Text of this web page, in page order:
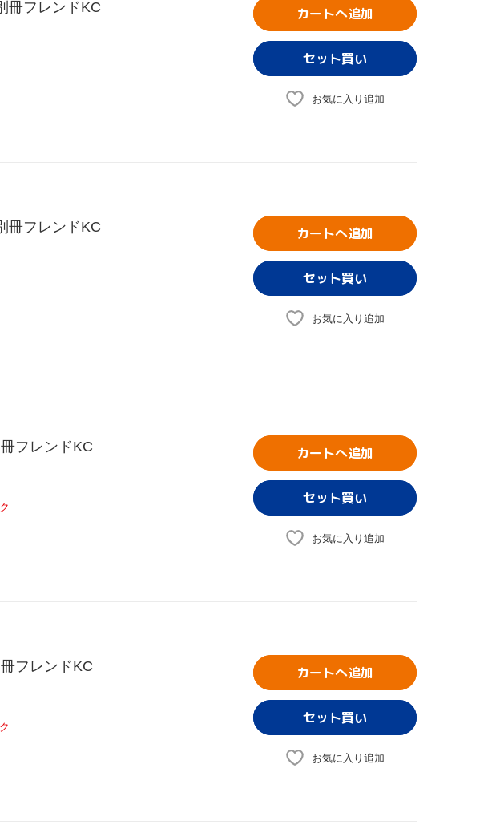
冊フレンドKC カートへ追加
お気に入り追加
冊フレンドKC カートへ追加
お気に入り追加
フレンドKC カートへ追加
お気に入り追加
フレンドKC カートへ追加
お気に入り追加